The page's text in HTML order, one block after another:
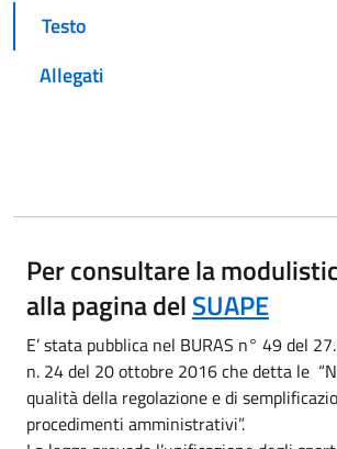
Testo
Allegati
Per consultare la
alla pagina delSUAPE
E’ stata pubblica nel BURAS n° 49 del
n. 24 del 20 ottobre 2016 che detta le
qualità della regolazione e di
procedimenti amministrativi”.